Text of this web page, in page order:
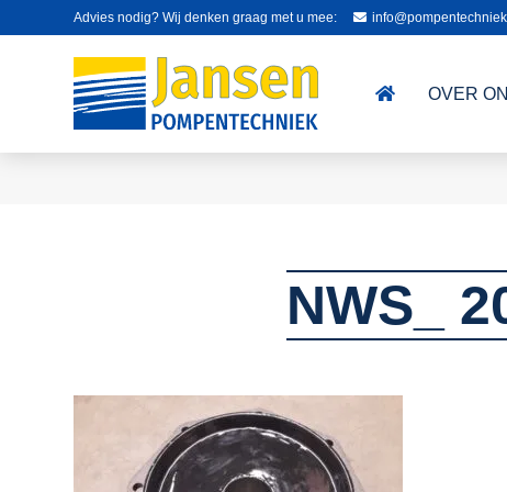
Advies nodig? Wij denken graag met u mee:
OVER
NWS_